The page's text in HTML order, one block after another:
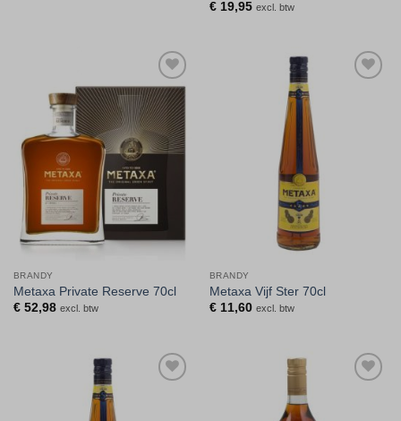
€19,95 excl. btw
Toevoegen
aan
verlanglijst
BRANDY
Metaxa Private Reserve 70cl
€52,98 excl. btw
BRANDY
Metaxa Vijf Ster 70cl
€11,60 excl. btw